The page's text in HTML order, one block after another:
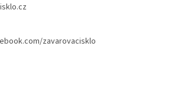
zavarovacisklo